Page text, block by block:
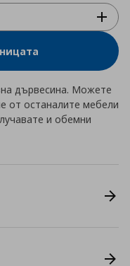
дървесина. Можете
от останалите мебели
и обемни